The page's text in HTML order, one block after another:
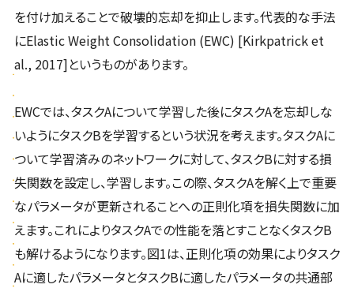
を付け加えることで破壊的忘却を抑止します。代表的な手法
にElastic Weight Consolidation (EWC) [Kirkpatrick et
al., 2017]というものがあります。
EWCでは、タスクAについて学習した後にタスクAを忘却しな
いようにタスクBを学習するという状況を考えます。タスクAに
ついて学習済みのネットワークに対して、タスクBに対する損
失関数を設定し、学習します。この際、タスクAを解く上で重要
なパラメータが更新されることへの正則化項を損失関数に加
えます。これによりタスクAでの性能を落とすことなくタスクB
も解けるようになります。図1は、正則化項の効果によりタスク
Aに適したパラメータとタスクBに適したパラメータの共通部